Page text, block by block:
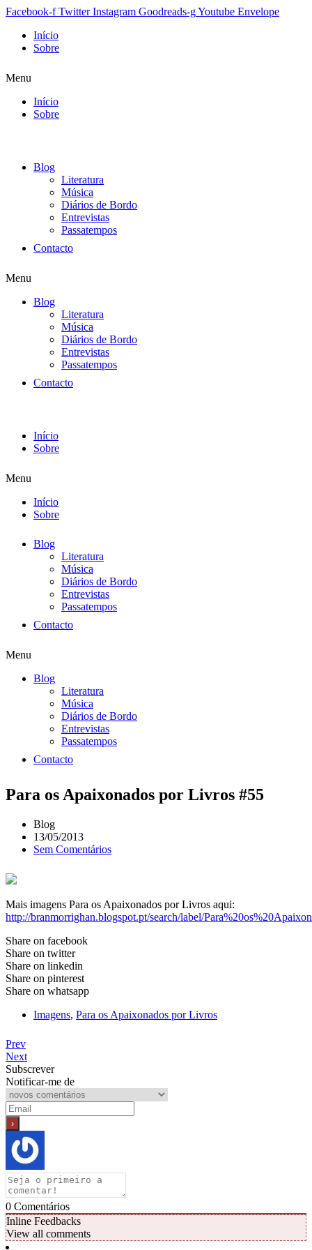
Facebook-f Twitter Instagram Goodreads-gYoutube Envelope
Início
Sobre
Menu
Início
Sobre
Blog
Literatura
Música
Diários de Bordo
Entrevistas
Passatempos
Contacto
Menu
Blog
Literatura
Música
Diários de Bordo
Entrevistas
Passatempos
Contacto
Início
Sobre
Menu
Início
Sobre
Blog
Literatura
Música
Diários de Bordo
Entrevistas
Passatempos
Contacto
Menu
Blog
Literatura
Música
Diários de Bordo
Entrevistas
Passatempos
Contacto
Para os Apaixonados por Livros #55
Blog
13/05/2013
Sem Comentários
Mais imagens Para os Apaixonados por Livros aqui:
http://branmorrighan.blogspot.pt/search/label/
Share on facebook
Share on twitter
Share on linkedin
Share on pinterest
Share on whatsapp
Imagens, Para os Apaixonados por Livros
Prev
Next
Subscrever
Notificar-me de
0 Comentários
Inline Feedbacks
View all comments